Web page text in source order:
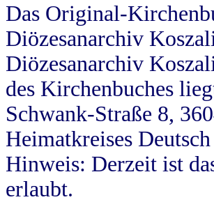
Das Original-
Diözesanarchiv
Diözesanarchiv
des Kirchenbuches
Schwank-Straße 8,
Heimatkreises
Hinweis: Derzeit ist
erlaubt.